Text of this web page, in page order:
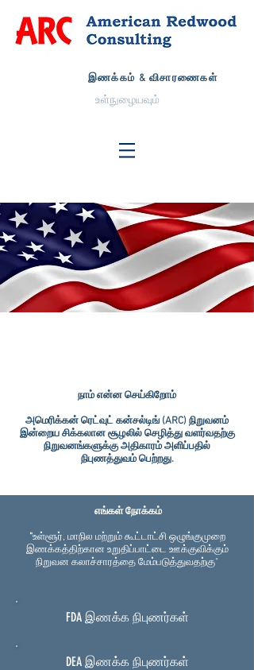
இணக்கம் & விசாரணைகள்
உள்நுழையவும்
நாம் என்ன செய்கிறோம்
அமெரிக்கன் ரெட்வுட் கன்சல்டிங் (ARC) நிறுவனம்
இன்றைய சிக்கலான சூழலில் செழித்து வளர்வதற்கு
நிறுவனங்களுக்கு அதிகாரம் அளிப்பதில்
நிபுணத்துவம் பெற்றது.
எங்கள் நோக்கம்
"உள்ளூர், மாநில மற்றும் கூட்டாட்சி ஒழுங்குமுறை
இணக்கத்திற்கான உறுதிப்பாட்டை ஊக்குவிக்கும்
நிறுவன கலாச்சாரத்தை மேம்படுத்துவதற்கு"
FDA இணக்க நிபுணர்கள்
DEA இணக்க நிபுணர்கள்